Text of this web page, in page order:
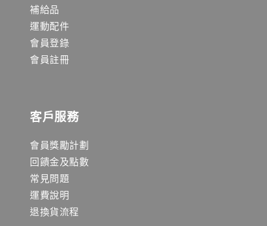
補給品
運動配件
會員登錄
會員註冊
客戶服務
會員獎勵計劃
回饋金及點數
常見問題
運費說明
退換貨流程